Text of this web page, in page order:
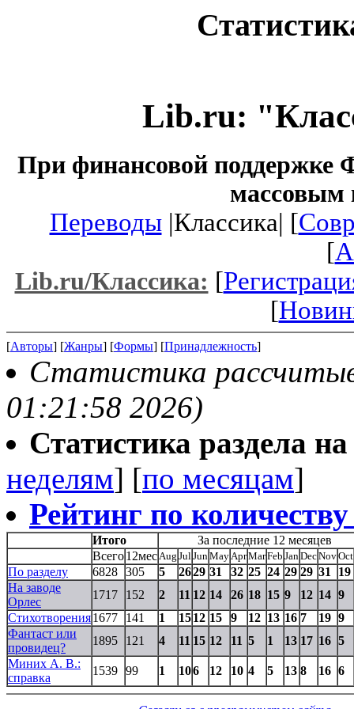
Lib.ru:
При финансовой поддержке
массовым
Переводы|Классика| [
[
Lib.ru/Классика: [
[
[Авторы] [Жанры] [Формы] [Принадлежность]
Статистика
01:21:58 2026)
Статистика раздела
неделям] [по месяцам]
Рейтинг по
Итого
За последние 12 месяцев
Всего12мес Aug Jul Jun May AprMarFeb Jan DecNovOct
По разделу 6828 305 5 2629 31 32 25 24 29 29 31
19
На заводе
Орлес
1717 152 2 11 12 14 26 18 15 9 12 14 9
Стихотворения1677 141 1 1512 15 9 12 13 16 7 19 9
Фантаст или
провидец?
1895 121 4 11 15 12 11 5 1 13 17 16 5
Миних А. В.:
справка
1539 99 1 106 12 10 4 5 13 8 16 6